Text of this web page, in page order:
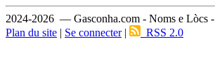
2024-2026 — Gasconha.com - Noms e Lòcs -
Plan du site | Se connecter| RSS 2.0